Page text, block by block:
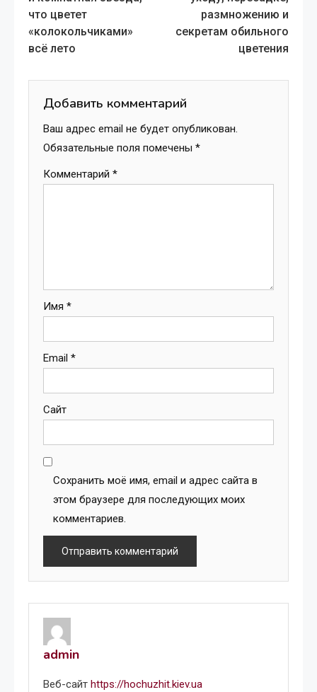
articles
что цветет
«колокольчиками»
всё лето
размножению и
секретам обильного
цветения
Добавить комментарий
Ваш адрес email не будет опубликован.
Обязательные поля помечены *
Комментарий *
Имя *
Email *
Сайт
Сохранить моё имя, email и адрес сайта в
этом браузере для последующих моих
комментариев.
admin
Веб-сайт https://hochuzhit.kiev.ua